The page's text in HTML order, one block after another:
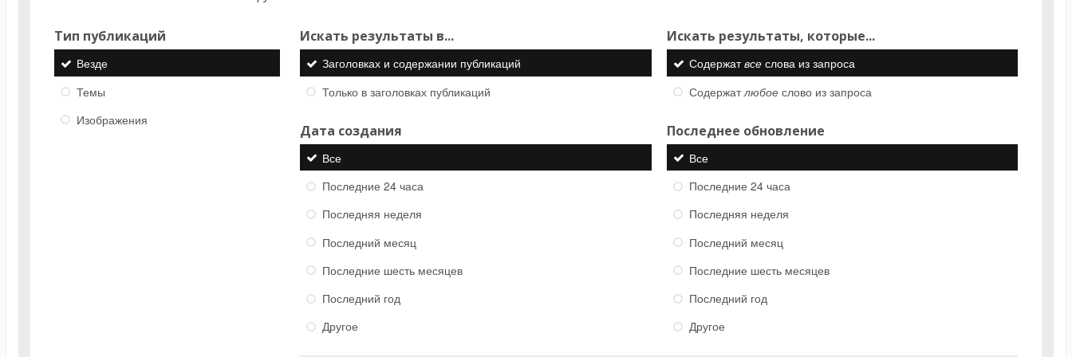
Тип публикаций
Везде
Темы
Изображения
Искать результаты в...
Заголовках и содержании публикаций
Только в заголовках публикаций
Искать результаты, которые...
Содержатвсеслова из запроса
Содержатлюбоеслово из запроса
Дата создания
Все
Последние 24 часа
Последняя неделя
Последний месяц
Последние шесть месяцев
Последний год
Другое
Последнее обновление
Все
Последние 24 часа
Последняя неделя
Последний месяц
Последние шесть месяцев
Последний год
Другое